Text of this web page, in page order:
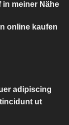
in meiner Nähe
online kaufen
adipiscing
ut